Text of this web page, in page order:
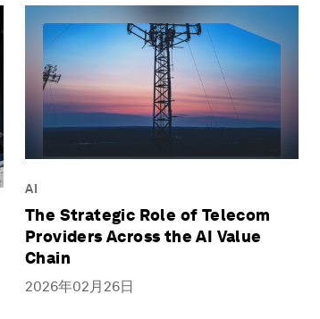
AI
The Strategic Role of Telecom
Providers Across the AI Value
Chain
2026年02月26日